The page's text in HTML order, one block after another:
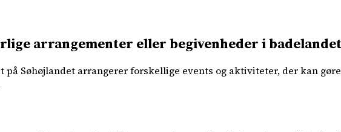
arrangementer eller begivenheder i
på Søhøjlandet arrangerer forskellige events og aktiviteter, der kan